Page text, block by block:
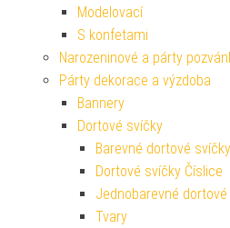
Modelovací
S konfetami
Narozeninové a párty
Párty dekorace a výzdoba
Bannery
Dortové svíčky
Barevné dortové svíčky
Dortové svíčky Číslice
Jednobarevné
Tvary